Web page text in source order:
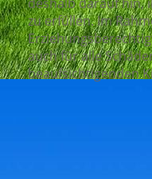
zu erfüllen. Im
auch für alle
beaufsichtigenden